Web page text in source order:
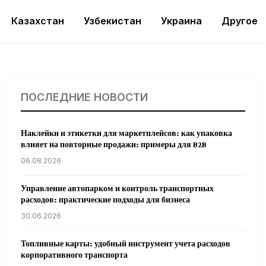
Казахстан Узбекистан Украина Другое
ПОСЛЕДНИЕ НОВОСТИ
Наклейки и этикетки для маркетплейсов: как упаковка
влияет на повторные продажи: примеры для B2B
06.08.2026
Управление автопарком и контроль транспортных
расходов: практические подходы для бизнеса
30.06.2026
Топливные карты: удобный инструмент учета расходов
корпоративного транспорта